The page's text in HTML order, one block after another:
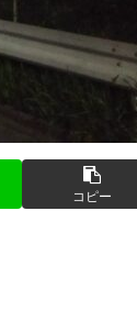
コピー